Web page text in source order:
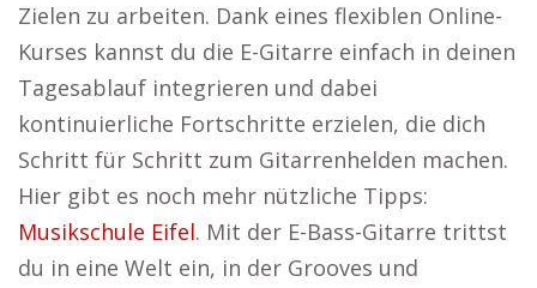
Zielen zu arbeiten. Dank eines flexiblen Online-
Kurses kannst du die E-Gitarre einfach in deinen
Tagesablauf integrieren und dabei
kontinuierliche Fortschritte erzielen, die dich
Schritt für Schritt zum Gitarrenhelden machen.
Hier gibt es noch mehr nützliche Tipps:
Musikschule Eifel. Mit der E-Bass-Gitarre trittst
du in eine Welt ein, in der Grooves und